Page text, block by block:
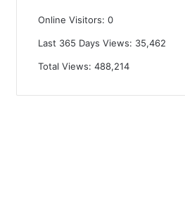
Online Visitors:0
Last 365 Days Views: 35,462
Total Views:488,214